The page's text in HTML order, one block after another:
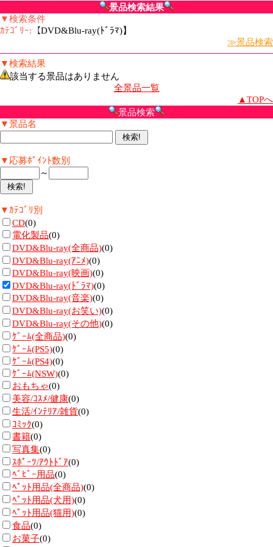
景品検索結果
▼検索条件
ｶﾃｺﾞﾘｰ: 【DVD&Blu-ray(ﾄﾞﾗﾏ)】
≫景品検索
▼検索結果
該当する景品はありません
全景品一覧
▲TOPへ
景品検索
▼景品名
▼応募ﾎﾟｲﾝﾄ数別
～
▼ｶﾃｺﾞﾘ別
CD(0)
電化製品(0)
DVD&Blu-ray(全商品)(0)
DVD&Blu-ray(ｱﾆﾒ)(0)
DVD&Blu-ray(映画)(0)
DVD&Blu-ray(ﾄﾞﾗﾏ)(0)
DVD&Blu-ray(音楽)(0)
DVD&Blu-ray(お笑い)(0)
DVD&Blu-ray(その他)(0)
ｹﾞｰﾑ(全商品)(0)
ｹﾞｰﾑ(PS5)(0)
ｹﾞｰﾑ(PS4)(0)
ｹﾞｰﾑ(NSW)(0)
おもちゃ(0)
美容/ｺｽﾒ/健康(0)
生活/ｲﾝﾃﾘｱ/雑貨(0)
ｺﾐｯｸ(0)
書籍(0)
写真集(0)
ｽﾎﾟｰﾂ/ｱｳﾄﾄﾞｱ(0)
ﾍﾞﾋﾞｰ用品(0)
ﾍﾟｯﾄ用品(全商品)(0)
ﾍﾟｯﾄ用品(犬用)(0)
ﾍﾟｯﾄ用品(猫用)(0)
食品(0)
お菓子(0)